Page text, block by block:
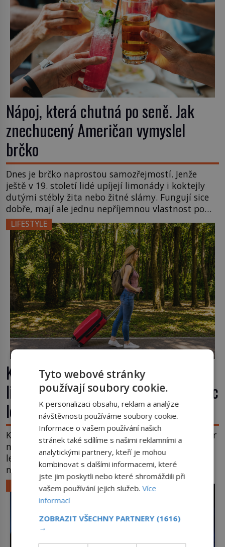
Nápoj, která chutná po seně. Jak
znechucený Američan vymyslel
brčko
Dnes je brčko naprostou samozřejmostí. Jenže
ještě v 19. století lidé upíjejí limonády i koktejly
dutými stébly žita nebo žitné slámy. Fungují sice
dobře, mají ale jednu nepříjemnou vlastnost po
chvíli se rozmáčejí a nápoji dodávají travnatou
příchuť. Právě tahle drobná nepříjemnost přivede
amerického výrobce cigaretových náustků k
nápadu, který změní způsob pití po celém […]
LIFESTYLE
Kufr, který se konečně rozjede. Proč
lidé čekají na kolečka téměř pět tisíc
let?
Kolo patří k nejstarším vynálezům lidstva, ale kufr
na kolečkách se objevuje až ve 20. století. Po tisíce
let lidé vláčejí těžká zavazadla v rukou, na zádech
nebo je nakládají na povozy. Stačí přitom jediný
nápad, připevnit ke kufru kolečka. Jenže právě ten
nikdo dlouho nedostane. Až jednou se na letišti
ozve věta, která změní […]
LIFESTYLE
Tyto webové stránky
používají soubory cookie.
K personalizaci obsahu, reklam a analýze
návštěvnosti používáme soubory cookie.
Informace o vašem používání našich
stránek také sdílíme s našimi reklamními a
analytickými partnery, kteří je mohou
kombinovat s dalšími informacemi, které
jste jim poskytli nebo které shromáždili při
vašem používání jejich služeb.Více
informací
ZOBRAZIT VŠECHNY PARTNERY (1616)
→